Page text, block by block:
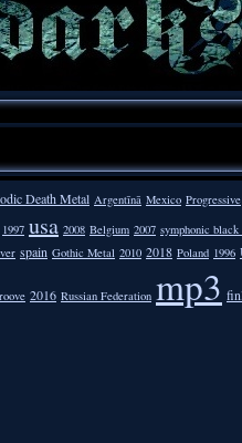
Death Metal Argentīnā Mexico Progressive
1997 usa 2008 Belgium 2007 symphonic
spain Gothic Metal 2010 2018 Poland 1996
2016 Russian Federation mp3